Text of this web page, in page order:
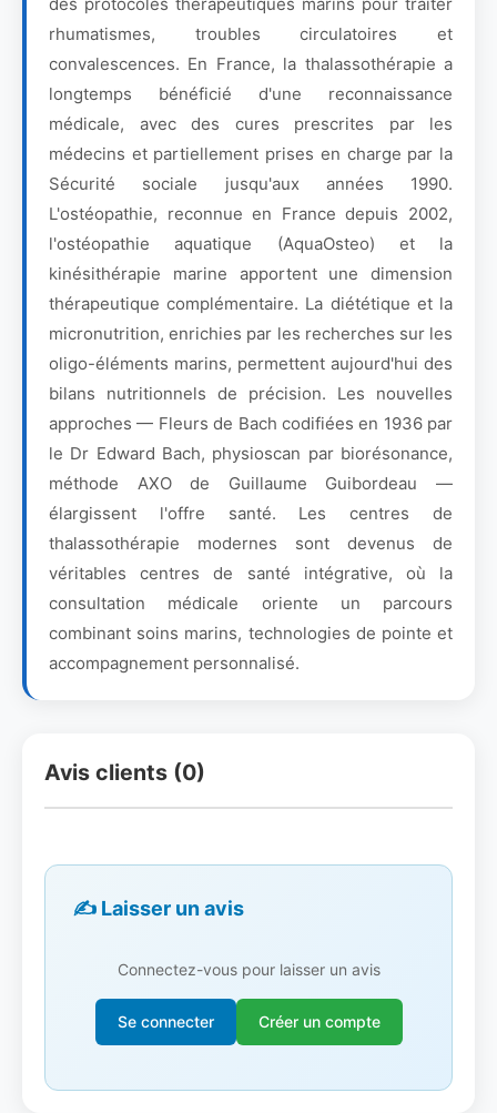
rhumatismes, troubles circulatoires et
convalescences. En France, la thalassothérapie a
longtemps bénéficié d'une reconnaissance
médicale, avec des cures prescrites par les
médecins et partiellement prises en charge par la
Sécurité sociale jusqu'aux années 1990.
L'ostéopathie, reconnue en France depuis 2002,
l'ostéopathie aquatique (AquaOsteo) et la
kinésithérapie marine apportent une dimension
thérapeutique complémentaire. La diététique et la
micronutrition, enrichies par les recherches sur les
oligo-éléments marins, permettent aujourd'hui des
bilans nutritionnels de précision. Les nouvelles
approches — Fleurs de Bach codifiées en 1936 par
le Dr Edward Bach, physioscan par biorésonance,
méthode AXO de Guillaume Guibordeau —
élargissent l'offre santé. Les centres de
thalassothérapie modernes sont devenus de
véritables centres de santé intégrative, où la
consultation médicale oriente un parcours
combinant soins marins, technologies de pointe et
accompagnement personnalisé.
Avis clients (0)
✍️ Laisser un avis
Connectez-vous pour laisser un avis
Se connecter Créer un compte